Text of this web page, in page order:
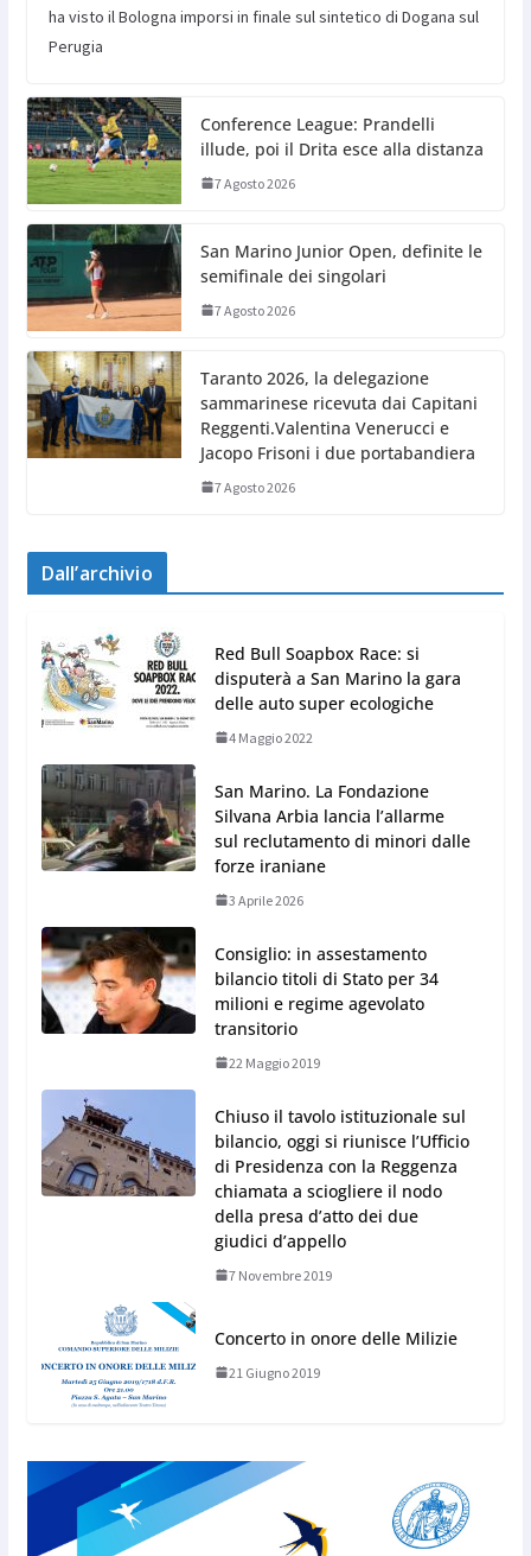
ha visto il Bologna imporsi in finale sul sintetico di Dogana sul
Perugia
Conference League: Prandelli
illude, poi il Drita esce alla distanza
7 Agosto 2026
San Marino Junior Open, definite le
semifinale dei singolari
7 Agosto 2026
Taranto 2026, la delegazione
sammarinese ricevuta dai Capitani
Reggenti.Valentina Venerucci e
Jacopo Frisoni i due portabandiera
7 Agosto 2026
Dall’archivio
Red Bull Soapbox Race: si
disputerà a San Marino la gara
delle auto super ecologiche
4 Maggio 2022
San Marino. La Fondazione
Silvana Arbia lancia l’allarme
sul reclutamento di minori dalle
forze iraniane
3 Aprile 2026
Consiglio: in assestamento
bilancio titoli di Stato per 34
milioni e regime agevolato
transitorio
22 Maggio 2019
Chiuso il tavolo istituzionale sul
bilancio, oggi si riunisce l’Ufficio
di Presidenza con la Reggenza
chiamata a sciogliere il nodo
della presa d’atto dei due
giudici d’appello
7 Novembre 2019
Concerto in onore delle Milizie
21 Giugno 2019